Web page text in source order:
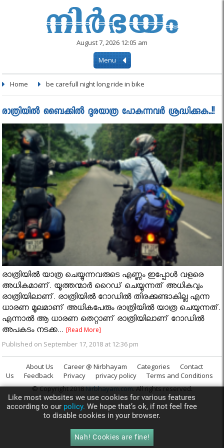
August 7, 2026 12:05 am
Menu
Home be carefull night long ride in bike
രാത്രിയിൽ ബൈക്കിൽ ദൂരയാത്ര പോകുന്നവർ ശ്രദ്ധിക്കുക..!!
രാത്രിയിൽ യാത്ര ചെയ്യുന്നവരുടെ എണ്ണം ഇപ്പോൾ വളരെ
അധികമാണ്. യൂത്തന്മാർ റൈഡ് ചെയ്യുന്നത് അധികവും
രാത്രിയിലാണ്. രാത്രിയിൽ റോഡിൽ തിരക്കുണ്ടാകില്ല എന്ന
ധാരണ മൂലമാണ് അധികപേരും രാത്രിയിൽ യാത്ര ചെയുന്നത്.
എന്നാൽ ആ ധാരണ തെറ്റാണ് രാത്രിയിലാണ് റോഡിൽ
അപകടം നടക്ക...[Read More]
Published on September 17, 2018 at 12:36 pm
About Us Career @ Nirbhayam Categories
Contact
Us
Feedback Privacy privacy policy
Terms and Conditions
© Copyright 2018Nirbhayam.com. All rights reserved.
Like most websites we use cookies for various features
according to our policy. We hope that’s ok, if not feel free
to disable cookies in your browser.
Nah! Cookies are fine!